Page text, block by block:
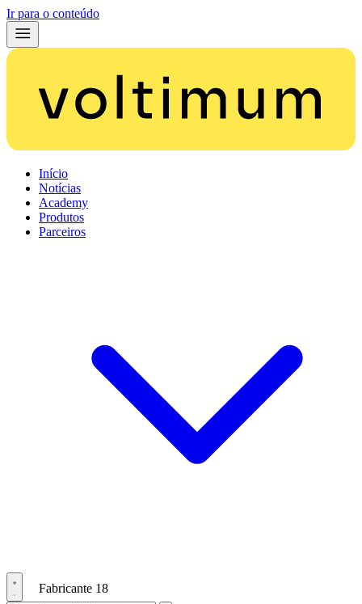
Ir para o conteúdo
Início
Notícias
Academy
Produtos
Parceiros
Fabricante 18